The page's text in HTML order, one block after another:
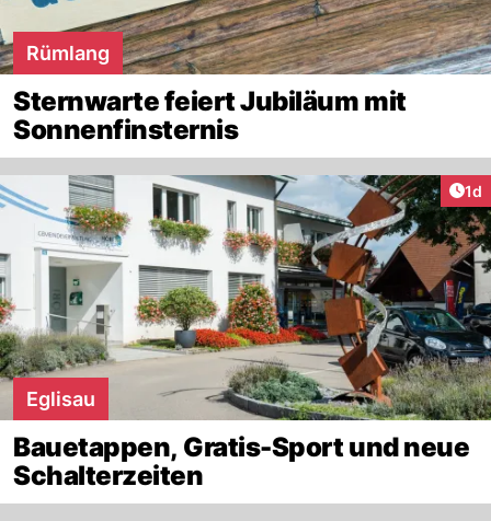
Rümlang
Sternwarte feiert Jubiläum mit
Sonnenfinsternis
1d
Eglisau
Bauetappen, Gratis-Sport und neue
Schalterzeiten